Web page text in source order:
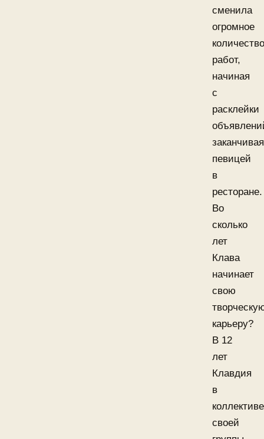
сменила
огромное
количество
работ,
начиная
с
расклейки
заканчивая
певицей
в
ресторане.
Во
сколько
лет
Клава
начинает
свою
карьеру?
В 12
лет
Клавдия
в
коллективе
своей